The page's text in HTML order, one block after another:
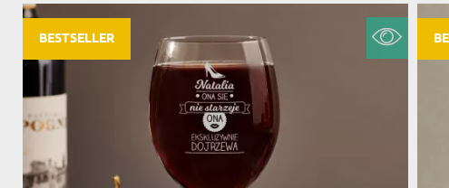
PREZENT DLA PRODUKTY
BESTSELLER